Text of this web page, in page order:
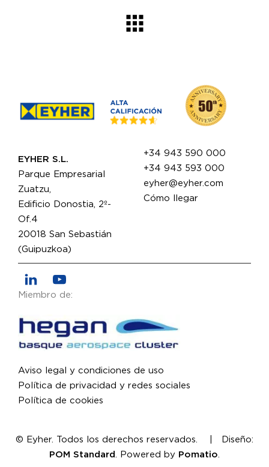
EYHER S.L.
Parque Empresarial
Zuatzu,
Edificio Donostia, 2º-
Of.4
20018 San Sebastián
(Guipuzkoa)
+34 943 590 000
+34 943 593 000
eyher@eyher.com
Cómo llegar
Miembro de:
Aviso legal y condiciones de uso
Política de privacidad y redes sociales
Política de cookies
© Eyher. Todos los derechos reservados. | Diseño:
POM Standard. Powered by Pomatio.